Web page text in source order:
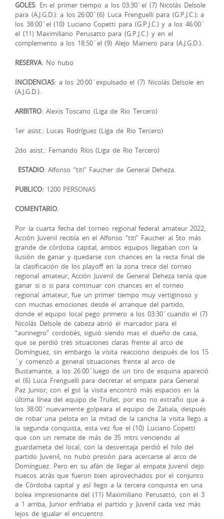
GOLES: En el primer tiempo a los 03:30´el (7) Nicolás Delsole
para (A.J.G.D.): a los 26:00´(6) Luca Frenguelli para (G.P.J.C.); a
los 38:00´el (10) Luciano Copetti para (G.P.J.C.) y a los 46:00´
el (11) Maximiliano Perusatto para (G.P.J.C.) y en el
complemento a los 18:50´el (9) Alejo Mainero para (A.J.G.D.).
RESERVA: No hubo
INCIDENCIAS: a los 20:00´expulsado el (7) Nicolás Delsole en
(A.J.G.D.).
ARBITRO: Alexis Toscano (Liga de Rio Tercero)
1er asist.: Lucas Rodríguez (Liga de Rio Tercero)
2do asist.: Fernando Ríos (Liga de Rio Tercero)
ESTADIO: Alfonso “titi” Faucher de General Deheza.
PUBLICO: 1200 PERSONAS
COMENTARIO.
Por la cuarta fecha del torneo regional federal amateur 2022,
Acción Juvenil recibía en el Alfonso “titi” Faucher al 5to más
grande de córdoba capital, ambos equipos llegaban con la
ilusión de ganar y quedarse con chances en la recta final de
la clasificación de los playoff en la zona trece del torneo
regional amateur, Acción Juvenil de General Deheza tenía que
ganar si o si para continuar con chances en el torneo
regional amateur, fue un primer tiempo muy vertiginoso y
con muchas emociones desde el arranque del partido,
donde el equipo local pego primero a los 03:30´cuando el (7)
Nicolás Delsole de cabeza abrió el marcador para el
“aurinegro” cordobés, siguió siendo mas el dueño de casa,
que se perdió tres situaciones claras frente al arco de
Domínguez, sin embargo la visita reacciono después de los 15
´y comenzó a general situaciones frente al arco de
Bustamante, a los 26:00´luego de un tiro de esquina apareció
el (6) Luca Frenguelli para decretar el empate para General
Paz Junior, con el gol la visita encontró más espacios en la
última línea del equipo de Trullet, por eso no extraño que a
los 38:00´nuevamente golpeara el equipo de Zabala, después
de robar una pelota en la mitad de la cancha la visita llego a
la segunda conquista, esta vez fue el (10) Luciano Copetti
que con un remate de más de 35 mtrs venciendo al
guardameta del local, con la desventaja perdió el hilo del
partido Juvenil, no hubo presión para acercarse al arco de
Domínguez. Pero en su afán de llegar al empate Juvenil dejo
huecos atrás que fueron bien aprovechados por el conjunto
de Córdoba capital y así llego a la tercera conquista en una
bolea impresionante del (11) Maximiliano Perusatto, con el 3
a 1 arriba, Junior enfriaba el partido y Juvenil cada vez más
lejos de igualar el encuentro.